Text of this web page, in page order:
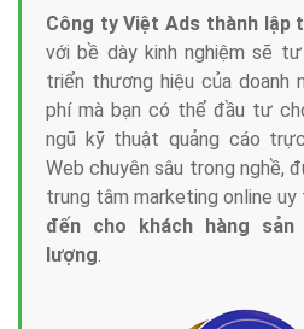
Công ty Việt Ads thành lập
với bề dày kinh nghiệm sẽ
triển thương hiệu của doanh
phí mà bạn có thể đầu tư
ngũ kỹ thuật quảng cáo
Web chuyên sâu trong nghề,
trung tâm marketing online uy
đến cho khách hàng
lượng.